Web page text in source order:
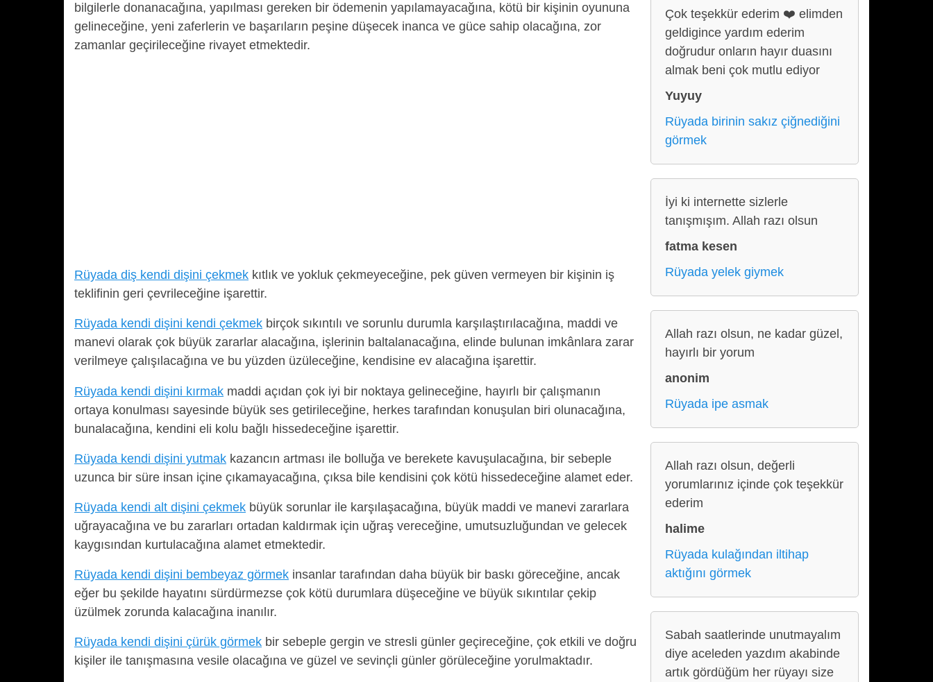
bilgilerle donanacağına, yapılması gereken bir ödemenin yapılamayacağına, kötü bir kişinin oyununa
gelineceğine, yeni zaferlerin ve başarıların peşine düşecek inanca ve güce sahip olacağına, zor
zamanlar geçirileceğine rivayet etmektedir.
Rüyada diş kendi dişini çekmek kıtlık ve yokluk çekmeyeceğine, pek güven vermeyen bir kişinin iş
teklifinin geri çevrileceğine işarettir.
Rüyada kendi dişini kendi çekmek birçok sıkıntılı ve sorunlu durumla karşılaştırılacağına, maddi ve
manevi olarak çok büyük zararlar alacağına, işlerinin baltalanacağına, elinde bulunan imkânlara zarar
verilmeye çalışılacağına ve bu yüzden üzüleceğine, kendisine ev alacağına işarettir.
Rüyada kendi dişini kırmak maddi açıdan çok iyi bir noktaya gelineceğine, hayırlı bir çalışmanın
ortaya konulması sayesinde büyük ses getirileceğine, herkes tarafından konuşulan biri olunacağına,
bunalacağına, kendini eli kolu bağlı hissedeceğine işarettir.
Rüyada kendi dişini yutmak kazancın artması ile bolluğa ve berekete kavuşulacağına, bir sebeple
uzunca bir süre insan içine çıkamayacağına, çıksa bile kendisini çok kötü hissedeceğine alamet eder.
Rüyada kendi alt dişini çekmek büyük sorunlar ile karşılaşacağına, büyük maddi ve manevi zararlara
uğrayacağına ve bu zararları ortadan kaldırmak için uğraş vereceğine, umutsuzluğundan ve gelecek
kaygısından kurtulacağına alamet etmektedir.
Rüyada kendi dişini bembeyaz görmek insanlar tarafından daha büyük bir baskı göreceğine, ancak
eğer bu şekilde hayatını sürdürmezse çok kötü durumlara düşeceğine ve büyük sıkıntılar çekip
üzülmek zorunda kalacağına inanılır.
Rüyada kendi dişini çürük görmek bir sebeple gergin ve stresli günler geçireceğine, çok etkili ve doğru
kişiler ile tanışmasına vesile olacağına ve güzel ve sevinçli günler görüleceğine yorulmaktadır.
Çok teşekkür ederim ❤️ elimden
geldigince yardım ederim
doğrudur onların hayır duasını
almak beni çok mutlu ediyor
Yuyuy
Rüyada birinin sakız çiğnediğini
görmek
İyi ki internette sizlerle
tanışmışım. Allah razı olsun
fatma kesen
Rüyada yelek giymek
Allah razı olsun, ne kadar güzel,
hayırlı bir yorum
anonim
Rüyada ipe asmak
Allah razı olsun, değerli
yorumlarınız içinde çok teşekkür
ederim
halime
Rüyada kulağından iltihap
aktığını görmek
Sabah saatlerinde unutmayalım
diye aceleden yazdım akabinde
artık gördüğüm her rüyayı size